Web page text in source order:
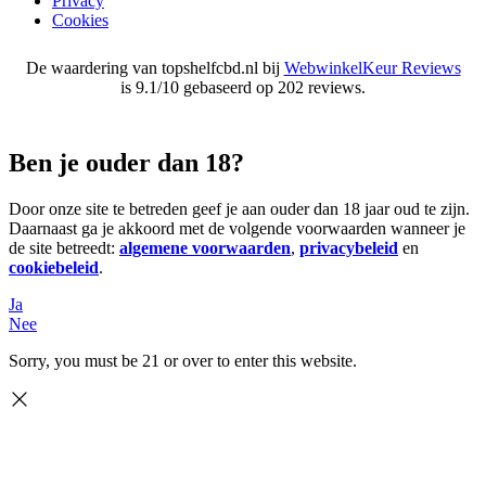
Cookies
De waardering van topshelfcbd.nl bij WebwinkelKeur Reviews
is 9.1/10 gebaseerd op 202 reviews.
Ben je ouder dan 18?
Door onze site te betreden geef je aan ouder dan 18 jaar oud te zijn.
Daarnaast ga je akkoord met de volgende voorwaarden wanneer je
de site betreedt: algemene voorwaarden, privacybeleid en
cookiebeleid.
Ja
Nee
Sorry, you must be 21 or over to enter this website.